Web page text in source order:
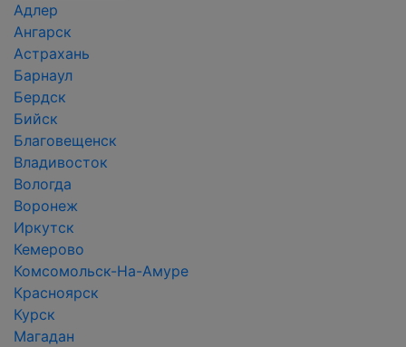
Адлер
Ангарск
Астрахань
Барнаул
Бердск
Бийск
Благовещенск
Владивосток
Вологда
Воронеж
Иркутск
Кемерово
Комсомольск-На-Амуре
Красноярск
Курск
Магадан